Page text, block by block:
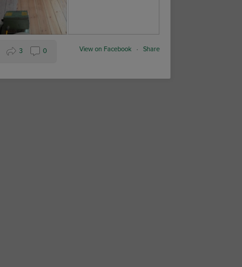
View on Facebook · Share
3 0